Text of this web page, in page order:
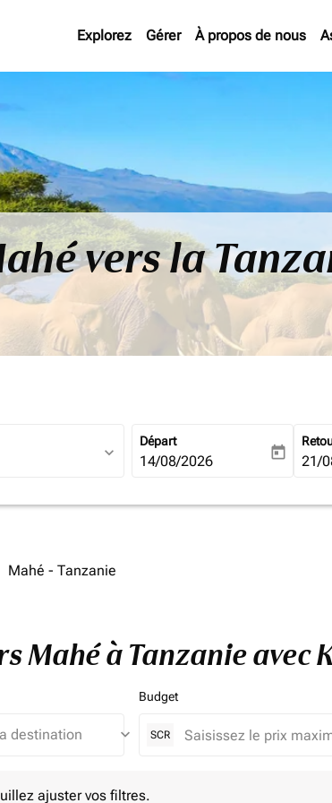
Explorez Gérer À propos de nous
vers la
expand_more
Départ
fc-booking-departure-date-
14/08/2026 today fc-
21/
Mahé - Tanzanie
Mahé à Tanzanie avec
keyboard_arrow_down
Budget
SCR
ajuster vos filtres.